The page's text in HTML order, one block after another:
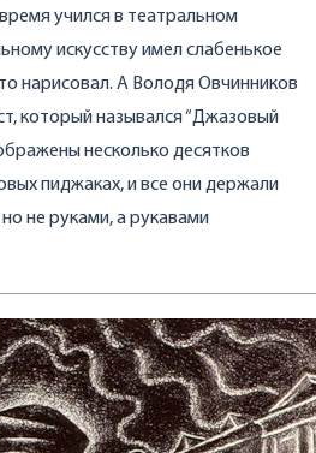
учился в театральном
искусству имел слабенькое
нарисовал. А Володя Овчинников
который назывался “Джазовый
несколько десятков
пиджаках, и все они держали
не руками, а рукавами